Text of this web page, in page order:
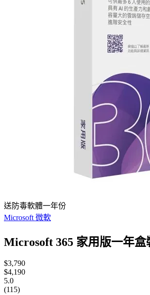
送防毒軟體一年份
Microsoft 微軟
Microsoft 365 家用版一年盒
$3,790
$4,190
5.0
(115)